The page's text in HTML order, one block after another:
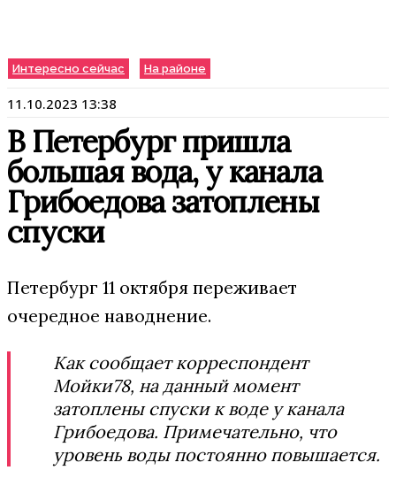
Интересно сейчас На районе
11.10.2023 13:38
В Петербург пришла
большая вода, у канала
Грибоедова затоплены
спуски
Петербург 11 октября переживает
очередное наводнение.
Как сообщает корреспондент
Мойки78, на данный момент
затоплены спуски к воде у канала
Грибоедова. Примечательно, что
уровень воды постоянно повышается.